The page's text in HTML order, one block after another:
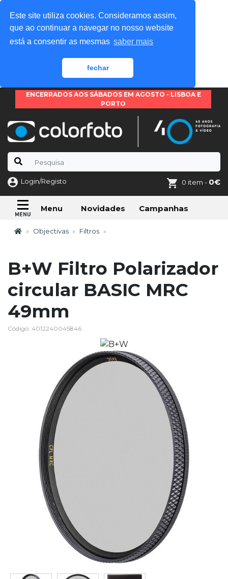
Este site utiliza cookies. Consideramos assim,
que ao continuar a navegar no nosso website
está a consentir as mesmas saber mais
fechar
ENCERRADOS AOS SÁBADOS EM AGOSTO - LISBOA E
PORTO
Login/Registo 0 item - 0€
Menu Novidades Campanhas
Objectivas Filtros
B+W Filtro Polarizador
circular BASIC MRC
49mm
Código: 4012240045846